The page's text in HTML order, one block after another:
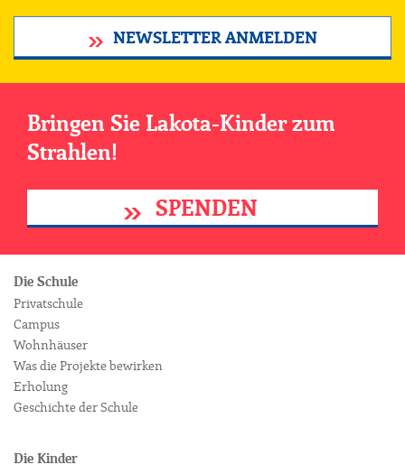
NEWSLETTER ANMELDEN
Bringen Sie Lakota-Kinder zum
Strahlen!
SPENDEN
Die Schule
Privatschule
Campus
Wohnhäuser
Was die Projekte bewirken
Erholung
Geschichte der Schule
Die Kinder